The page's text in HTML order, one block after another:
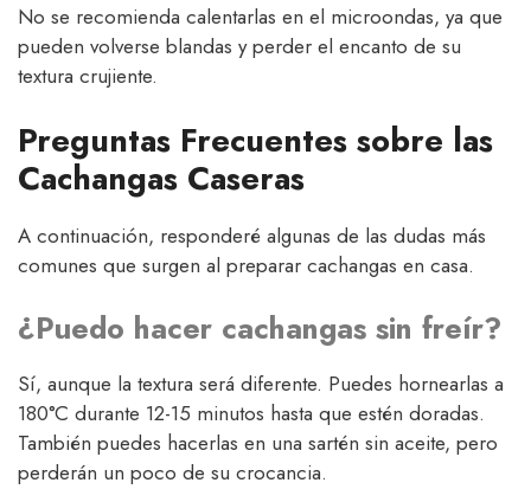
No se recomienda calentarlas en el microondas, ya que
pueden volverse blandas y perder el encanto de su
textura crujiente.
Preguntas Frecuentes sobre las
Cachangas Caseras
A continuación, responderé algunas de las dudas más
comunes que surgen al preparar cachangas en casa.
¿Puedo hacer cachangas sin freír?
Sí, aunque la textura será diferente. Puedes hornearlas a
180°C durante 12-15 minutos hasta que estén doradas.
También puedes hacerlas en una sartén sin aceite, pero
perderán un poco de su crocancia.